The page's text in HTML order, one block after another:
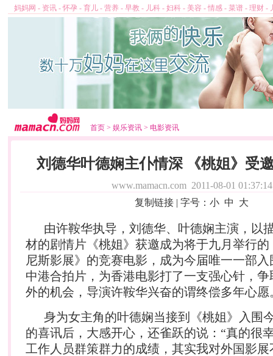
妈妈网 - 资讯 - 怀孕 - 育儿 - 营养 - 早教 - 儿科 - 妇科 - 美容 - 情感 - 菜谱 - 理财 -
首页 > 娱乐资讯 > 电影资讯
刘德华叶德娴主仆情深 《桃姐》受
www.mamacn.com 2011-08-01 01:37:14
复制链接 | 字号： 小 中 大
由许鞍华执导，刘德华、叶德娴主演，以
材的剧情片《桃姐》获邀成为将于九月举行
尼斯影展》的竞赛电影，成为今届唯一一部
中港合拍片，为香港电影打了一支强心针，
外的机会，导演许鞍华兴奋的谓终偿多年心愿
身为女主角的叶德娴当接到《桃姐》入围
的喜讯后，大感开心，还雀跃的说：“真的很
工作人员群策群力的成绩，其实我对外国影